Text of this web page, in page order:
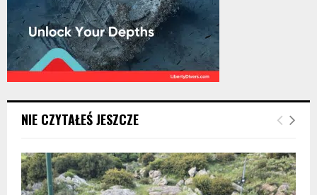
NIE CZYTAŁEŚ JESZCZE